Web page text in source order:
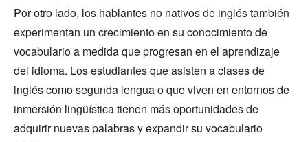
Por otro lado, los hablantes no nativos de inglés también
experimentan un crecimiento en su conocimiento de
vocabulario a medida que progresan en el aprendizaje
del idioma. Los estudiantes que asisten a clases de
inglés como segunda lengua o que viven en entornos de
inmersión lingüística tienen más oportunidades de
adquirir nuevas palabras y expandir su vocabulario